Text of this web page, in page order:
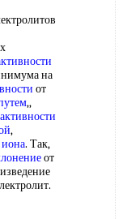
на
от
,,
,
иона. Так,
от